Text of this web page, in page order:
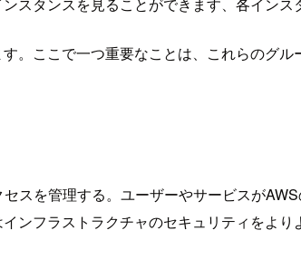
スタンスを見ることができます、各イン
。ここで一つ重要なことは、これらのグ
スを管理する。ユーザーやサービスが
ンフラスト ラクチャのセキュリティをよ